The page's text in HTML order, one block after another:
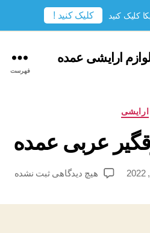
ارایشی عمده
فهرست
دسته‌ها
ارایشی
عربی عمده
هیچ دیدگاهیبرای
ثبت نشده
کلیک کنید کلیک کنید !